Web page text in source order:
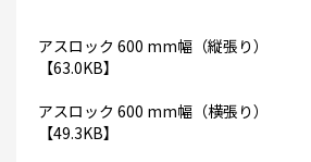
アスロック 600 mm幅（縦張り）
【63.0KB】
アスロック 600 mm幅（横張り）
【49.3KB】